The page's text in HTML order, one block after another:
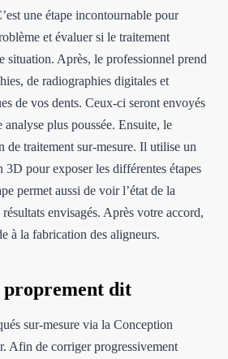
une étape incontournable pour
et évaluer si le traitement
situation. Après, le professionnel prend
de radiographies digitales et
de vos dents. Ceux-ci seront envoyés
plus poussée. Ensuite, le
de traitement sur-mesure. Il utilise un
pour exposer les différentes étapes
permet aussi de voir l’état de la
envisagés. Après votre accord,
à la fabrication des aligneurs.
dit
sur-mesure via la Conception
Afin de corriger progressivement